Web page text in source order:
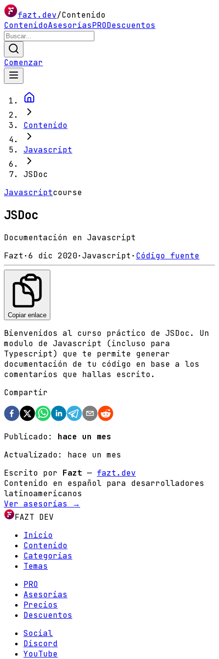
fazt.dev/Contenido
ContenidoAsesoríasPRODescuentos
Comenzar
Contenido
Javascript
JSDoc
Javascriptcourse
JSDoc
Documentación en Javascript
Fazt ·6 dic 2020·Javascript · Código fuente
Copiar enlace
Bienvenidos al curso práctico de JSDoc. Un
modulo de Javascript (incluso para
Typescript) que te permite generar
documentación de tu código en base a los
comentarios que hallas escrito.
Compartir
Publicado:
hace un mes
Actualizado: hace un mes
Escrito por Fazt — fazt.dev
Contenido en español para desarrolladores
latinoamericanos
Ver asesorías →
FAZT DEV
Inicio
Contenido
Categorias
Temas
PRO
Asesorias
Precios
Descuentos
Social
Discord
YouTube